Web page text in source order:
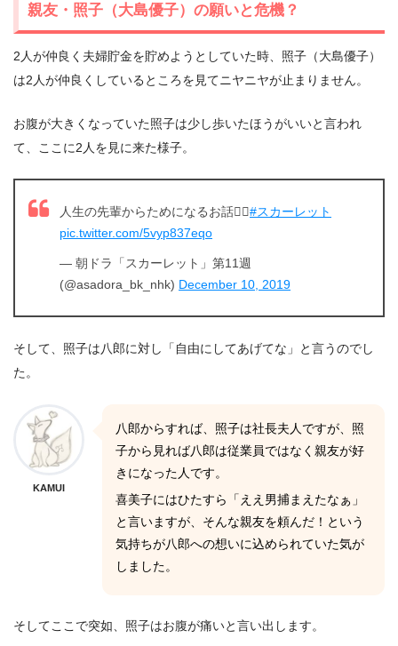
親友・照子（大島優子）の願いと危機？
2人が仲良く夫婦貯金を貯めようとしていた時、照子（大島優子）
は2人が仲良くしているところを見てニヤニヤが止まりません。
お腹が大きくなっていた照子は少し歩いたほうがいいと言われ
て、ここに2人を見に来た様子。
人生の先輩からためになるお話🙋‍♀️#スカーレット
pic.twitter.com/5vyp837eqo
— 朝ドラ「スカーレット」第11週
(@asadora_bk_nhk) December 10, 2019
そして、照子は八郎に対し「自由にしてあげてな」と言うのでし
た。
KAMUI
八郎からすれば、照子は社長夫人ですが、照
子から見れば八郎は従業員ではなく親友が好
きになった人です。
喜美子にはひたすら「ええ男捕まえたなぁ」
と言いますが、そんな親友を頼んだ！という
気持ちが八郎への想いに込められていた気が
しました。
そしてここで突如、照子はお腹が痛いと言い出します。